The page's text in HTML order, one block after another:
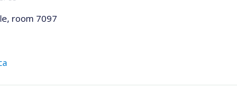
, room 7097